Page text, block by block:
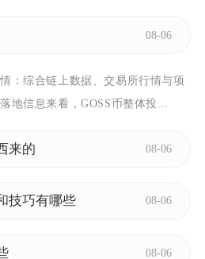
08-06
：综合链上数据、交易所行情与项
地信息来看，GOSS币整体投...
来的 08-06
技巧有哪些 08-06
08-06